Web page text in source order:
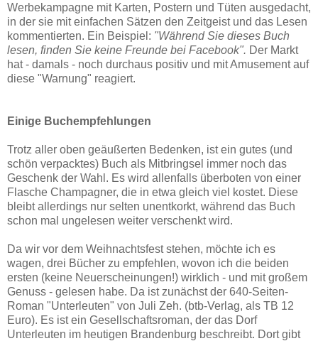
Werbekampagne mit Karten, Postern und Tüten ausgedacht,
in der sie mit einfachen Sätzen den Zeitgeist und das Lesen
kommentierten. Ein Beispiel: "Während Sie dieses Buch
lesen, finden Sie keine Freunde bei Facebook". Der Markt
hat - damals - noch durchaus positiv und mit Amusement auf
diese "Warnung" reagiert.
Einige Buchempfehlungen
Trotz aller oben geäußerten Bedenken, ist ein gutes (und
schön verpacktes) Buch als Mitbringsel immer noch das
Geschenk der Wahl. Es wird allenfalls überboten von einer
Flasche Champagner, die in etwa gleich viel kostet. Diese
bleibt allerdings nur selten unentkorkt, während das Buch
schon mal ungelesen weiter verschenkt wird.
Da wir vor dem Weihnachtsfest stehen, möchte ich es
wagen, drei Bücher zu empfehlen, wovon ich die beiden
ersten (keine Neuerscheinungen!) wirklich - und mit großem
Genuss - gelesen habe. Da ist zunächst der 640-Seiten-
Roman "Unterleuten" von Juli Zeh. (btb-Verlag, als TB 12
Euro). Es ist ein Gesellschaftsroman, der das Dorf
Unterleuten im heutigen Brandenburg beschreibt. Dort gibt